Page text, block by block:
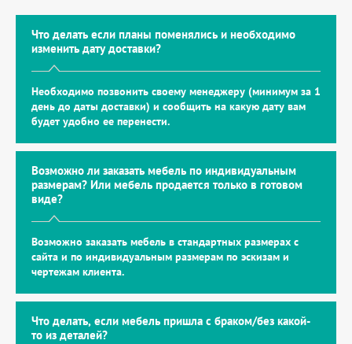
Что делать если планы поменялись и необходимо
изменить дату доставки?
Необходимо позвонить своему менеджеру (минимум за 1
день до даты доставки) и сообщить на какую дату вам
будет удобно ее перенести.
Возможно ли заказать мебель по индивидуальным
размерам? Или мебель продается только в готовом
виде?
Возможно заказать мебель в стандартных размерах с
сайта и по индивидуальным размерам по эскизам и
чертежам клиента.
Что делать, если мебель пришла с браком/без какой-
то из деталей?